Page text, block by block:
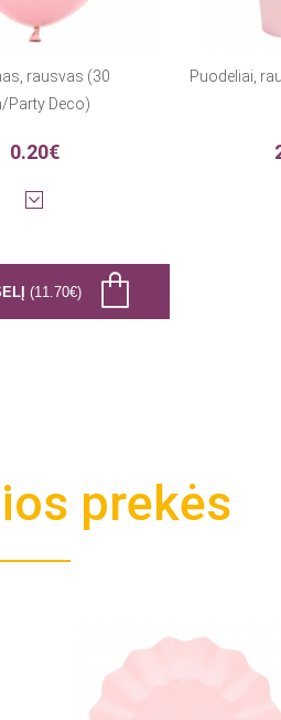
rausvas (30
Party Deco)
0.20€
Puodeliai,
(11.70€)
prekės